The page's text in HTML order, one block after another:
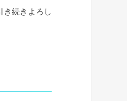
き続きよろし